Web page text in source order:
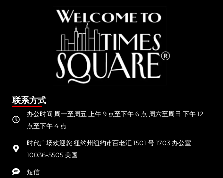
联系方式
办公时间 周一至周五 上午 9 点至下午 6 点 周六至周日 下午 12
点至下午 4 点
时代广场欢迎您 纽约州纽约市百老汇 1501 号 1703 办公室
10036-5505 美国
短信